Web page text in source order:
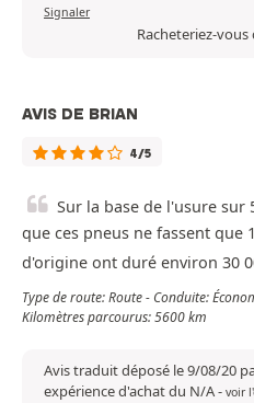
Signaler
Racheteriez-vous
AVIS DE BRIAN
4/5
Sur la base de l'usure sur
que ces pneus ne fassent que
d'origine ont duré environ 30
Type de route: Route - Conduite:
Kilomètres parcourus: 5600 km
Avis traduit déposé le 9/08/20
expérience d'achat du N/A- voir